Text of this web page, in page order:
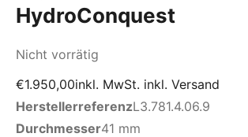
HydroConquest
Nicht vorrätig
€1.950,00inkl. MwSt. inkl. Versand
HerstellerreferenzL3.781.4.06.9
Durchmesser41 mm